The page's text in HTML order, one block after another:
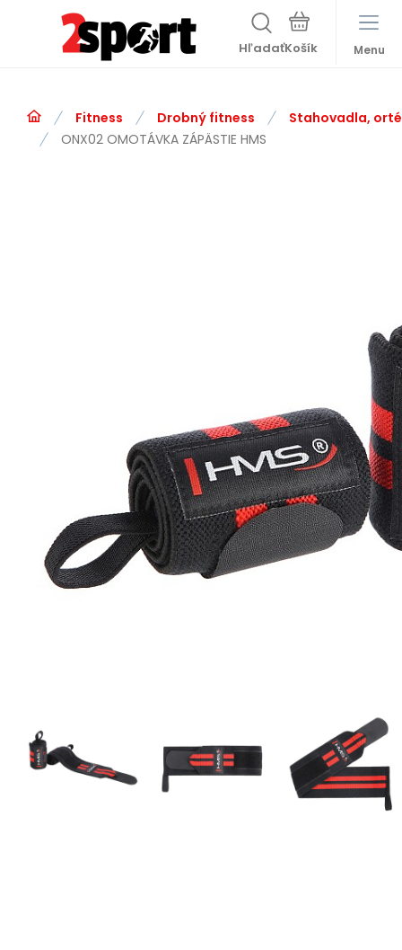
Hľadať Menu
Fitness Drobný fitness
Stahovadla,
ONX02 OMOTÁVKA ZÁPÄSTIE HMS